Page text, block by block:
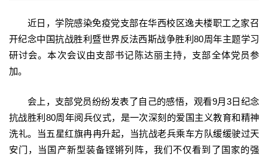
近日，学院感染免疫党支部在华西校区逸夫楼职工之家召
开纪念中国抗战胜利暨世界反法西斯战争胜利80周年主题学习
研讨会。本次会议由支部书记陈达丽主持，支部全体党员参
加。
会上，支部党员纷纷发表了自己的感悟，观看9月3日纪念
抗战胜利80周年阅兵仪式，是一次深刻的爱国主义教育和精神
洗礼。当五星红旗冉冉升起，当抗战老兵乘车方队缓缓驶过天
安门，当国产新型装备铿锵列阵，我们不仅看到了国家的强